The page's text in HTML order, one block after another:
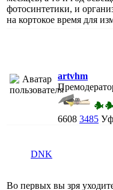
фотосинтетики, и
на кортокое время для
artvhm
6608 3485
DNK
Во первых вы зря